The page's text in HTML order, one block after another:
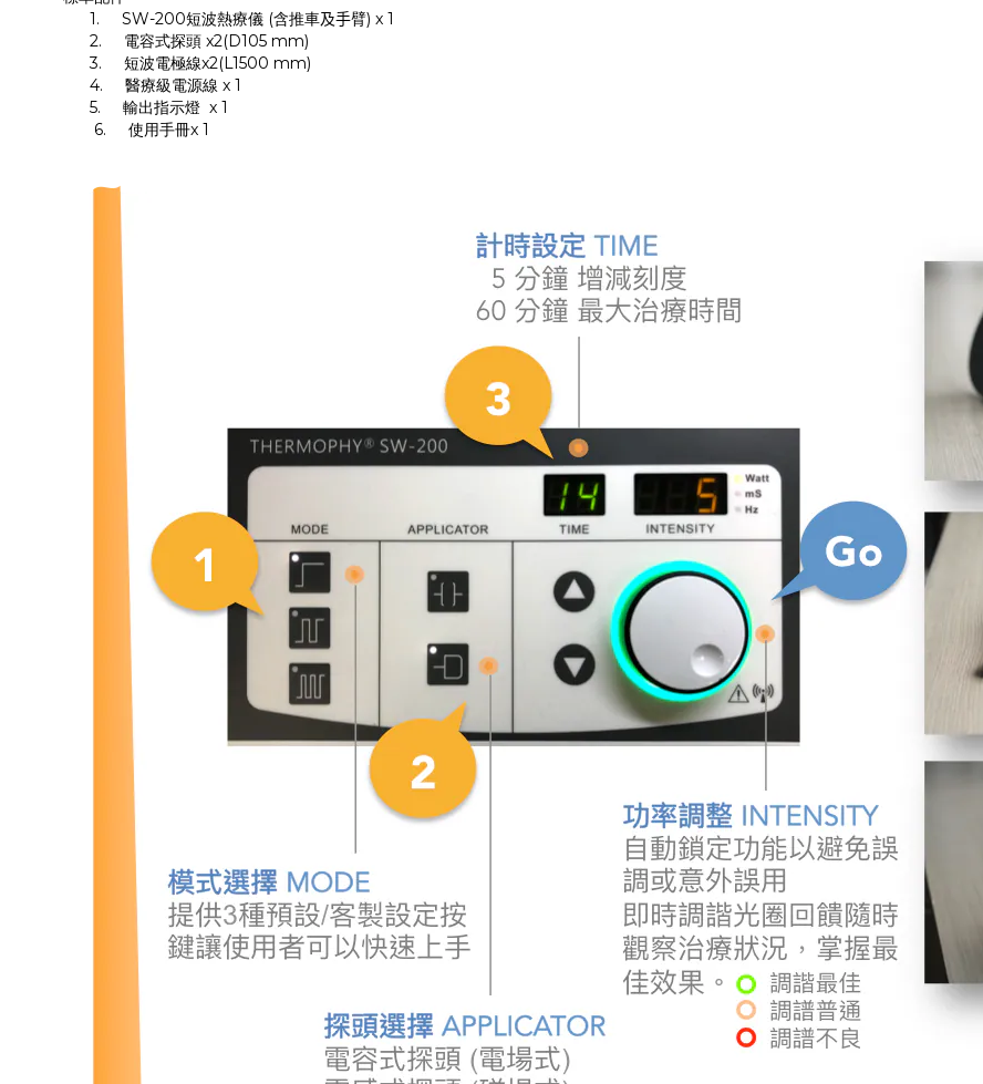
1.
SW-200短波熱療儀 (含推車及手臂) x 1
2.
電容式探頭 x2(D105 mm)
3.
短波電極線x2(L1500 mm)
4.
醫療級電源線 x 1
5.
輸出指示燈 x 1
6.
使用手冊x 1